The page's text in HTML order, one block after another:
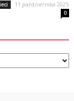
11 października 2025
0